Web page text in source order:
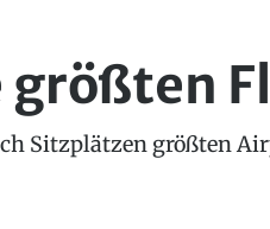
größten
Sitzplätzen größten